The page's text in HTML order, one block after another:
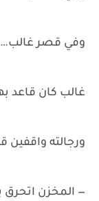
وفي قصر غالب…
غالب كان قاعد
ورجالته واقفين
— المخزن اتحرق